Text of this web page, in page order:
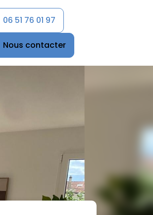
06 51 76 01 97
Nous contacter